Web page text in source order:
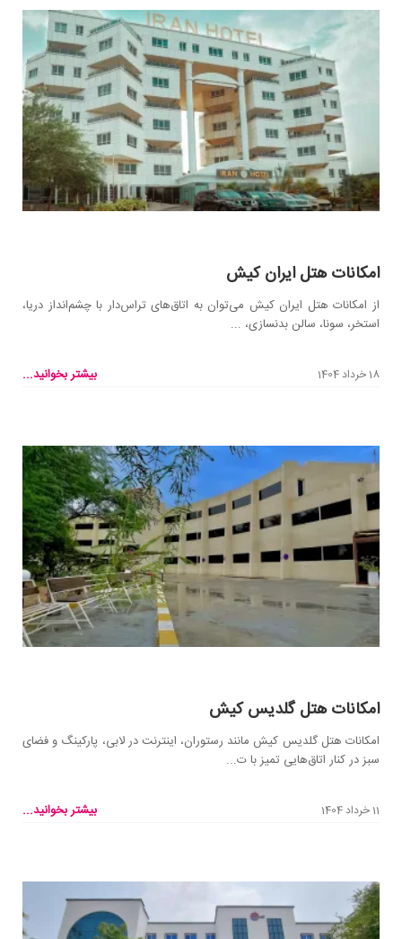
امکانات هتل ایران کیش
از امکانات هتل ایران کیش می‌توان به اتاق‌های تراس‌دار با چشم‌انداز دریا،
استخر، سونا، سالن بدنسازی، ...
18 خرداد 1404 بیشتر بخوانید...
امکانات هتل گلدیس کیش
امکانات هتل گلدیس کیش مانند رستوران، اینترنت در لابی، پارکینگ و فضای
سبز در کنار اتاق‌هایی تمیز با ت...
11 خرداد 1404 بیشتر بخوانید...